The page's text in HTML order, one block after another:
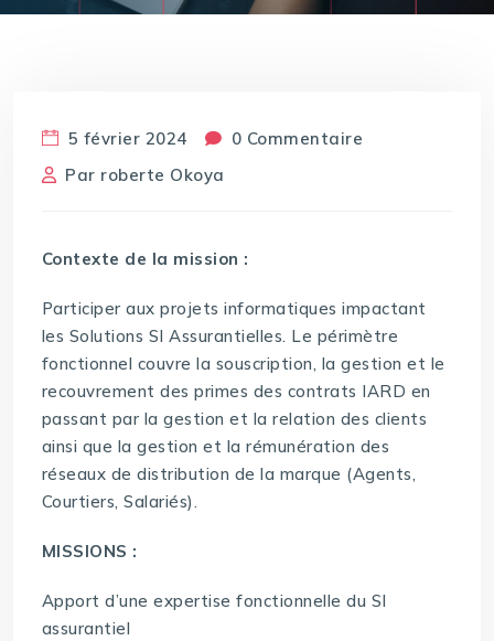
5 février 2024
0 Commentaire
Par roberte Okoya
Contexte de la mission :
Participer aux projets informatiques impactant
les Solutions SI Assurantielles. Le périmètre
fonctionnel couvre la souscription, la gestion et le
recouvrement des primes des contrats IARD en
passant par la gestion et la relation des clients
ainsi que la gestion et la rémunération des
réseaux de distribution de la marque (Agents,
Courtiers, Salariés).
MISSIONS :
Apport d’une expertise fonctionnelle du SI
assurantiel